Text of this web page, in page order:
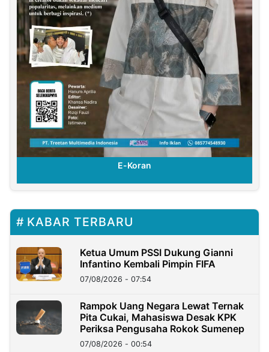
E-Koran
KABAR TERBARU
Ketua Umum PSSI Dukung Gianni
Infantino Kembali Pimpin FIFA
07/08/2026 - 07:54
Rampok Uang Negara Lewat Ternak
Pita Cukai, Mahasiswa Desak KPK
Periksa Pengusaha Rokok Sumenep
07/08/2026 - 00:54